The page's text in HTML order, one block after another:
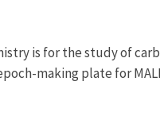
is for the study of
making plate for